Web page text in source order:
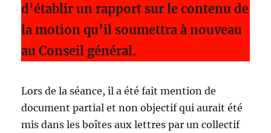
d’établir un rapport sur le contenu de
la motion qu’il soumettra à nouveau
au Conseil général.
Lors de la séance, il a été fait mention de
document partial et non objectif qui aurait été
mis dans les boîtes aux lettres par un collectif